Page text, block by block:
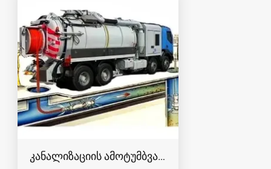
კანალიზაციის ამოტუმბვა, გაწმენდა